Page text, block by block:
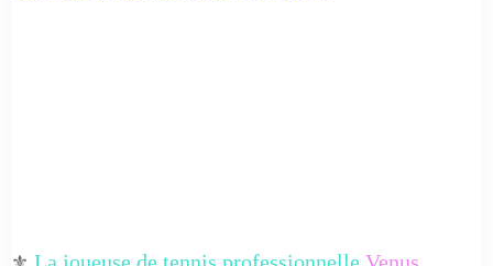
La joueuse de tennis professionnelle Venus